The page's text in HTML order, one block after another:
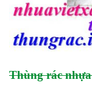
Thùng rác